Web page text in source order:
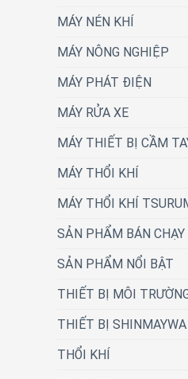
MÁY NÉN KHÍ
MÁY NÔNG NGHIỆP
MÁY PHÁT ĐIỆN
MÁY RỬA XE
MÁY THIẾT BỊ CẦM
MÁY THỔI KHÍ
MÁY THỔI KHÍ
SẢN PHẨM BÁN CHẠY
SẢN PHẨM NỔI BẬT
THIẾT BỊ MÔI
THIẾT BỊ SHINMAYWA
THỔI KHÍ